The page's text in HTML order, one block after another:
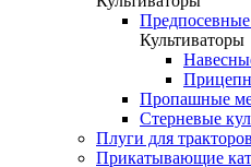
Культиваторы
Пропашные
Стерневые
Плуги для тракторов
Прикатывающие